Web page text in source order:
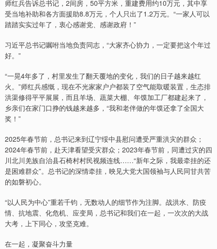
师红兵告诉总书记，2间房，50平方米，重建费用约10万元，其中享
受当地补助和各方面援助8.8万元，个人只出了1.2万元。“一家人可以
踏踏实实过年了，衷心感谢党、感谢政府！”
习近平总书记嘱咐当地负责同志，“大家齐心协力，一定要把这个年过
好。”
“一晃4年多了，村里发生了翻天覆地的变化，我们的日子越来越红
火。”师红兵感慨，现在不光家家户户都装了空气能取暖装置，生态排
洪渠修得平平展展，而且羊场、蔬菜大棚、年馍加工厂都建起来了，
乡亲们在家门口挣的钱越来越多，“我和老伴做的年馍还拿了全国大
奖！”
2025年春节前，总书记来到辽宁绥中县慰问遭受严重洪灾的群众；
2024年春节前，赴天津看望受灾群众；2023年春节前，同遭过灾的四
川北川羌族自治县石椅村村民视频连线……“新年之际，我最牵挂的还
是困难群众”。总书记的深情牵挂，映见大党大国领袖与人民同甘共苦
的如磐初心。
“以人民为中心”重若千钧，无数动人的细节作为注脚。战洪水、防疫
情、抗地震、化危机、应变局，总书记和我们在一起，一次次的大战
大考，上下同心，攻坚克难。
在一起，凝聚奋斗力量